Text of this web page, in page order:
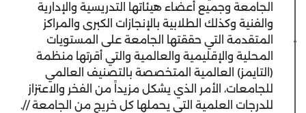
الجامعة وجميع أعضاء هيئاتها التدريسية والإدارية
والفنية وكذلك الطلابية بالإنجازات الكبرى والمراكز
المتقدمة التي حققتها الجامعة على المستويات
المحلية والإقليمية والعالمية والتي أقرتها منظمة
(التايمز) العالمية المتخصصة بالتصنيف العالمي
للجامعات، الأمر الذي يشكل مزيداً من الفخر والاعتزاز
للدرجات العلمية التي يحملها كل خريج من الجامعة //.